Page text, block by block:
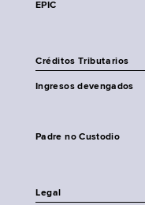
EPIC
Créditos Tributarios
Ingresos devengados
Padre no Custodio
Legal